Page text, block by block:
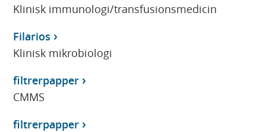
Klinisk immunologi/transfusionsmedicin
Filarios
Klinisk mikrobiologi
filtrerpapper
CMMS
filtrerpapper